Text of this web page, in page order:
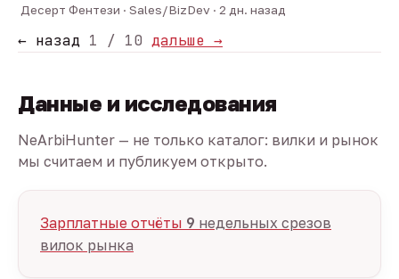
Десерт Фентези · Sales/BizDev · 2 дн. назад
← назад 1 / 10 дальше →
Данные и исследования
NeArbiHunter — не только каталог: вилки и рынок
мы считаем и публикуем открыто.
Зарплатные отчёты 9 недельных срезов
вилок рынка